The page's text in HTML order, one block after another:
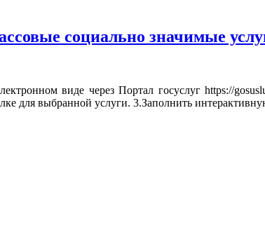
социально значимые
виде через Портал госуслуг https://
для выбранной услуги. 3.Заполнить